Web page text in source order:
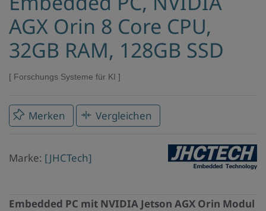
AGX Orin 8 Core CPU,
32GB RAM, 128GB SSD
Forschungs Systeme für KI
Merken Vergleichen
Marke: [JHCTech]
Marke
JHCTech
Embedded PC mit NVIDIA Jetson AGX Orin Modul